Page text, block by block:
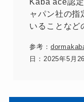
ャパン社の指
いることなど
参考：
日：2025年5月26